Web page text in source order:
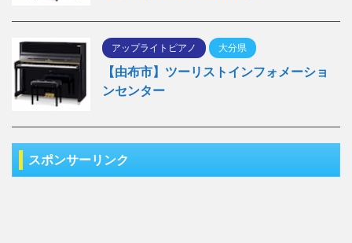
アップライトピアノ 大分県
【由布市】ツーリストインフォメーショ
ンセンター
スポンサーリンク